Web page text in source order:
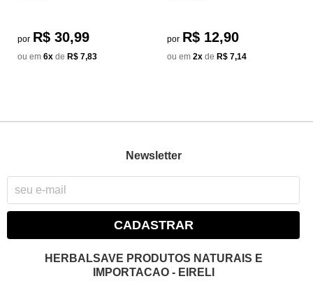
por R$ 30,99
ou em 6x de R$ 7,83
por R$ 12,90
ou em 2x de R$ 7,14
Newsletter
CADASTRAR
HERBALSAVE PRODUTOS NATURAIS E
IMPORTACAO - EIRELI